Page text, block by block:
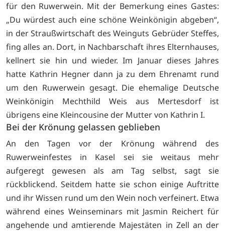
für den Ruwerwein. Mit der Bemerkung eines Gastes:
„Du würdest auch eine schöne Weinkönigin abgeben“,
in der Straußwirtschaft des Weinguts Gebrüder Steffes,
fing alles an. Dort, in Nachbarschaft ihres Elternhauses,
kellnert sie hin und wieder. Im Januar dieses Jahres
hatte Kathrin Hegner dann ja zu dem Ehrenamt rund
um den Ruwerwein gesagt. Die ehemalige Deutsche
Weinkönigin Mechthild Weis aus Mertesdorf ist
übrigens eine Kleincousine der Mutter von Kathrin I.
Bei der Krönung gelassen geblieben
An den Tagen vor der Krönung während des
Ruwerweinfestes in Kasel sei sie weitaus mehr
aufgeregt gewesen als am Tag selbst, sagt sie
rückblickend. Seitdem hatte sie schon einige Auftritte
und ihr Wissen rund um den Wein noch verfeinert. Etwa
während eines Weinseminars mit Jasmin Reichert für
angehende und amtierende Majestäten in Zell an der